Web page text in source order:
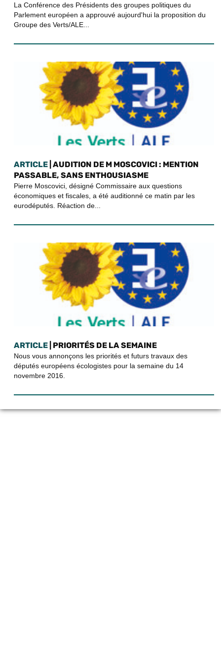
La Conférence des Présidents des groupes politiques du
Parlement européen a approuvé aujourd'hui la proposition du
Groupe des Verts/ALE...
ARTICLE | AUDITION DE M MOSCOVICI : MENTION
PASSABLE, SANS ENTHOUSIASME
Pierre Moscovici, désigné Commissaire aux questions
économiques et fiscales, a été auditionné ce matin par les
eurodéputés. Réaction de...
ARTICLE | PRIORITÉS DE LA SEMAINE
Nous vous annonçons les priorités et futurs travaux des
députés européens écologistes pour la semaine du 14
novembre 2016.